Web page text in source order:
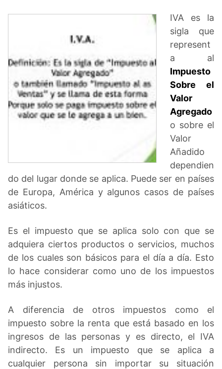
IVA es la
sigla que
represent
a al
Impuesto
Sobre el
Valor
Agregado
o sobre el
Valor
Añadido
dependien
do del lugar donde se aplica. Puede ser en países
de Europa, América y algunos casos de países
asiáticos.
Es el impuesto que se aplica solo con que se
adquiera ciertos productos o servicios, muchos
de los cuales son básicos para el día a día. Esto
lo hace considerar como uno de los impuestos
más injustos.
A diferencia de otros impuestos como el
impuesto sobre la renta que está basado en los
ingresos de las personas y es directo, el IVA
indirecto. Es un impuesto que se aplica a
cualquier persona sin importar su situación